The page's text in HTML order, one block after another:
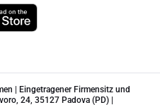
| Eingetragener Firmensitz und
24, 35127 Padova (PD) |